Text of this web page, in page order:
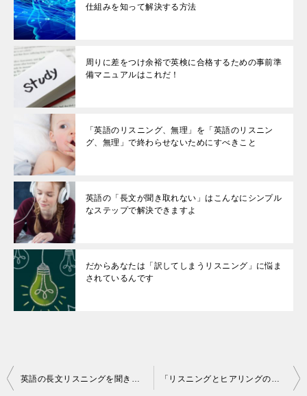
仕組みを知って解決する方法
周りに差をつけ余裕で英検に合格するための事前準
備マニュアルはこれだ！
「英語のリスニング、無理」を「英語のリスニン
グ、無理」で終わらせないためにすべきこと
英語の「長文が聞き取れない」はこんなにシンプル
なステップで解決できますよ
だからあなたは「訳してしまうリスニング」に悩ま
されているんです
投
英語の長文リスニングを聞き取るコツ！これだけは押さえたいはじめのいろは 「リスニングとヒアリングの違いがわからない」を３０秒で解決します！